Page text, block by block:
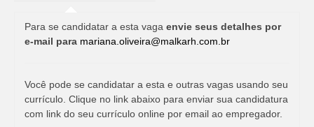
Para se candidatar a esta vaga envie seus detalhes por
e-mail para mariana.oliveira@malkarh.com.br
Você pode se candidatar a esta e outras vagas usando seu
currículo. Clique no link abaixo para enviar sua candidatura
com link do seu currículo online por email ao empregador.